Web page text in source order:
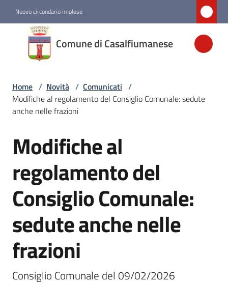
Nuovo circondario imolese
Comune di Casalfiumanese
Comune di
Casalfiumanese
Amministrazione
Vivere
Casalfiumanese
Home / Novità / Comunicati /
Modifiche al regolamento del Consiglio Comunale: sedute
anche nelle frazioni
Salta al contenuto
Modifiche al
regolamento del
Consiglio Comunale:
sedute anche nelle
frazioni
Consiglio Comunale del 09/02/2026